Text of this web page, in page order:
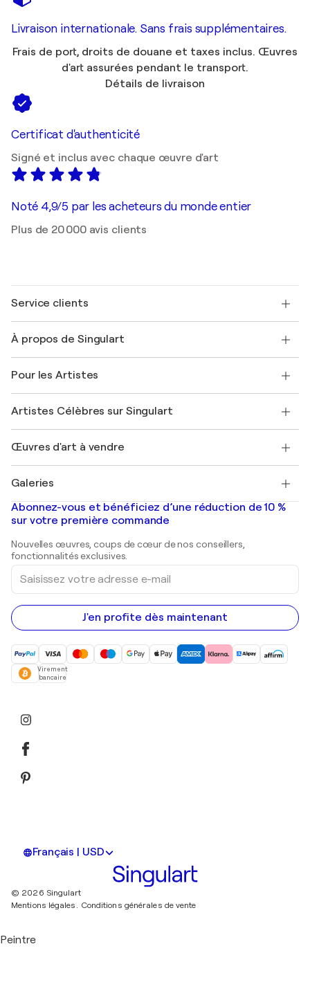
Livraison internationale. Sans frais supplémentaires.
Frais de port, droits de douane et taxes inclus. Œuvres
d'art assurées pendant le transport.
Détails de livraison
Certificat d'authenticité
Signé et inclus avec chaque œuvre d'art
Noté 4,9/5 par les acheteurs du monde entier
Plus de 20 000 avis clients
Service clients
Expédition
Offrir une carte cadeau
Rejoignez notre programme commercial
Mon compte
+33 1 76 44 06 42
À propos de Singulart
FAQ
Magazine Singulart
Emplois
Découvrez une sélection d'art original
Pour les Artistes
Se connecter en tant qu'Artiste
Artistes Célèbres sur Singulart
Marc Chagall
Banksy
Mr. Brainwash
Shepard Fairey
Œuvres d'art à vendre
Tableaux abstraits à vendre
Peintures de paysage
Estampes
Peintures acryliques
Galeries
Galeries d'art en France
Galeries d'art en Belgique
Abonnez-vous et bénéficiez d’une réduction de 10 %
sur votre première commande
Nouvelles œuvres, coups de cœur de nos conseillers,
fonctionnalités exclusives.
Saisissez
votre
adresse
e-
mail
J'en profite dès maintenant
Virement
bancaire
Français | USD
© 2026 Singulart
Mentions légales. Conditions générales de vente
Peintre